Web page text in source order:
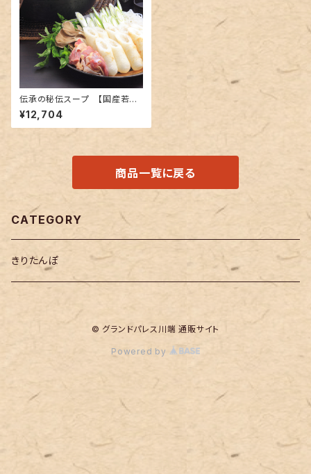
伝承の秘伝スープ 【国産若鶏
使用】きりたんぽセットD（４～５
人前）
¥12,704
商品一覧に戻る
CATEGORY
きりたんぽ
© グランドパレス川端 通販サイト
Powered by